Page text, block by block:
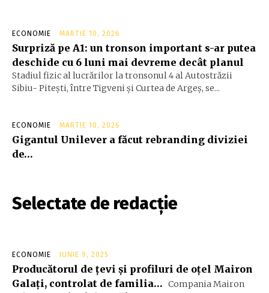
ECONOMIE MARTIE 10, 2026
Surpriză pe A1: un tronson important s-ar putea
deschide cu 6 luni mai devreme decât planul
Stadiul fizic al lucrărilor la tronsonul 4 al Autostrăzii
Sibiu- Piteşti, între Tigveni şi Curtea de Argeş, se...
ECONOMIE MARTIE 10, 2026
Gigantul Unilever a făcut rebranding diviziei
de…
Selectate de redacție
ECONOMIE IUNIE 9, 2025
Producătorul de ţevi şi profiluri de oţel Mairon
Galaţi, controlat de familia… Compania Mairon